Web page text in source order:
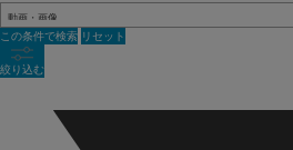
この条件で検索 リセット
絞り込む